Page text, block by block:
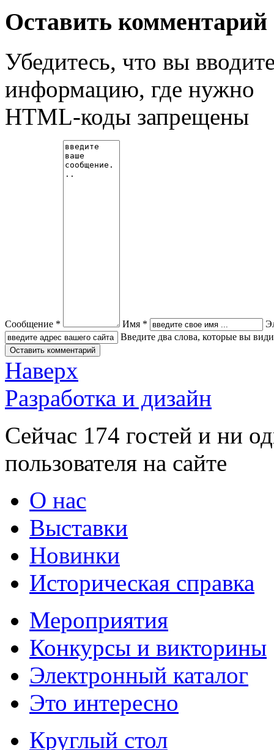
Оставить комментарий
Убедитесь, что вы
информацию, где нужно
HTML-коды запрещены
Сообщение * Имя *
Введите два слова, которые вы
Наверх
Разработка и дизайн
Сейчас 174 гостей и ни
пользователя на сайте
О нас
Выставки
Новинки
Историческая справка
Мероприятия
Конкурсы и викторины
Электронный каталог
Это интересно
Круглый стол